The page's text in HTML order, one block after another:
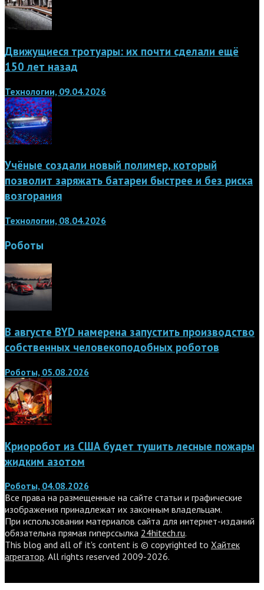
Движущиеся тротуары: их почти сделали ещё
150 лет назад
Технологии, 09.04.2026
Учёные создали новый полимер, который
позволит заряжать батареи быстрее и без риска
возгорания
Технологии, 08.04.2026
Роботы
В августе BYD намерена запустить производство
собственных человекоподобных роботов
Роботы, 05.08.2026
Криоробот из США будет тушить лесные пожары
жидким азотом
Роботы, 04.08.2026
Все права на размещенные на сайте статьи и графические
изображения принадлежат их законным владельцам.
При использовании материалов сайта для интернет-изданий
обязательна прямая гиперссылка 24hitech.ru.
This blog and all of it's content is © copyrighted to Хайтек
агрегатор. All rights reserved 2009-2026.